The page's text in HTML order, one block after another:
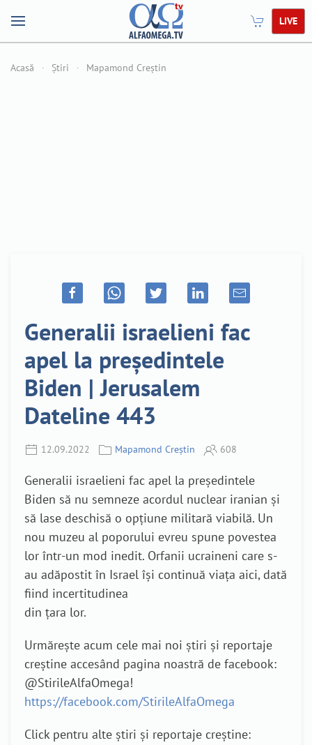
LIVE
Acasă Știri Mapamond Creștin
Generalii israelieni fac
apel la președintele
Biden | Jerusalem
Dateline 443
12.09.2022 Mapamond Creștin 608
Generalii israelieni fac apel la președintele
Biden să nu semneze acordul nuclear iranian și
să lase deschisă o opțiune militară viabilă. Un
nou muzeu al poporului evreu spune povestea
lor într-un mod inedit. Orfanii ucraineni care s-
au adăpostit în Israel își continuă viața aici, dată
fiind incertitudinea
din țara lor.
Urmărește acum cele mai noi știri și reportaje
creștine accesând pagina noastră de facebook:
@StirileAlfaOmega!
https://facebook.com/StirileAlfaOmega
Click pentru alte știri și reportaje creștine: